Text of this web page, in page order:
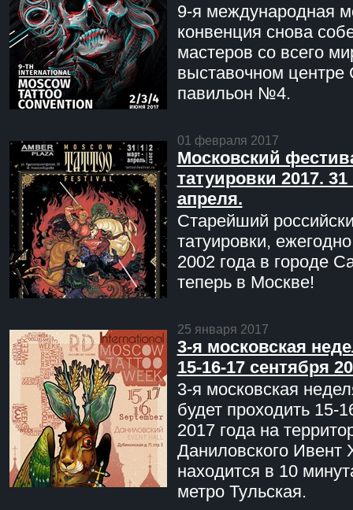
9-я международная
конвенция снова
мастеров со всего
выставочном центре
павильон №4.
01 февраля 2017
Московский
татуировки 2017. 31
апреля.
Старейший
татуировки,
2002 года в городе
теперь в Москве!
25 января 2017
3-я московская
15-16-17 сентября
3-я московская
будет проходить 15-
2017 года на
Даниловского Ивент
находится в 10
метро Тульская.